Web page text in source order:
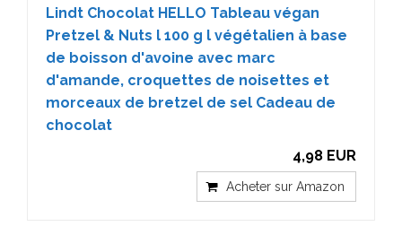
Lindt Chocolat HELLO Tableau végan
Pretzel & Nuts l 100 g l végétalien à base
de boisson d'avoine avec marc
d'amande, croquettes de noisettes et
morceaux de bretzel de sel Cadeau de
chocolat
4,98 EUR
Acheter sur Amazon